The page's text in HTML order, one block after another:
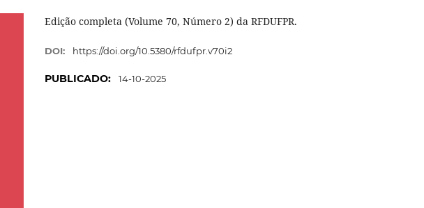
Edição completa (Volume 70, Número 2) da RFDUFPR.
DOI: https://doi.org/10.5380/rfdufpr.v70i2
PUBLICADO: 14-10-2025